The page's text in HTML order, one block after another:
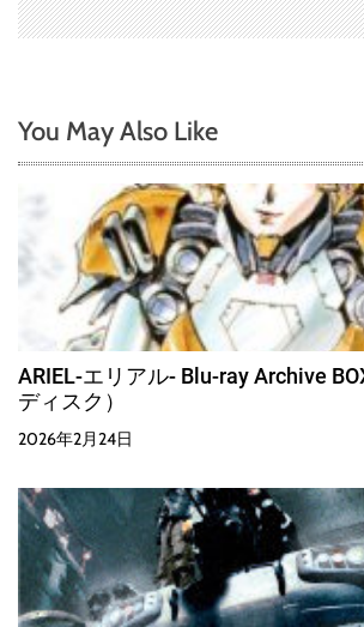
You May Also Like
ARIEL-エリアル- Blu-ray Archive
ディスク）
2026年2月24日